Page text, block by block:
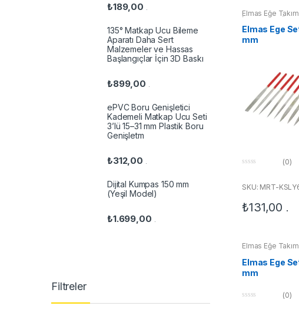
Elmas Eğe
İndirimdeki
Elmas Ege
mm
u
f
5
(0)
SKU: MRT-
₺131,00 .
Elmas Eğe
Elmas Ege
mm
(0)
₺189,00
135° Matkap Ucu Bileme
Aparatı Daha Sert
Malzemeler ve Hassas
Başlangıçlar İçin 3D Baskı
₺899,00 .
ePVC Boru Genişletici
Kademeli Matkap Ucu Seti
3’lü 15–31 mm Plastik Boru
Genişletm
₺312,00 .
Dijital Kumpas 150 mm
(Yeşil Model)
₺1.699,00 .
Filtreler